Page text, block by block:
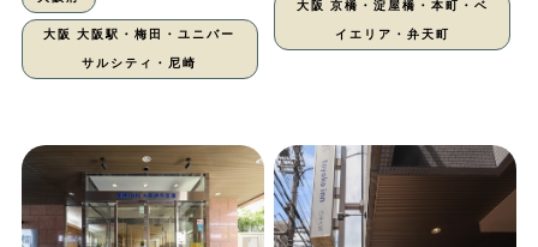
大阪 大阪駅・梅田・ユニバー
サルシティ・尼崎
大阪 京橋・淀屋橋・本町・ベ
イエリア・弁天町